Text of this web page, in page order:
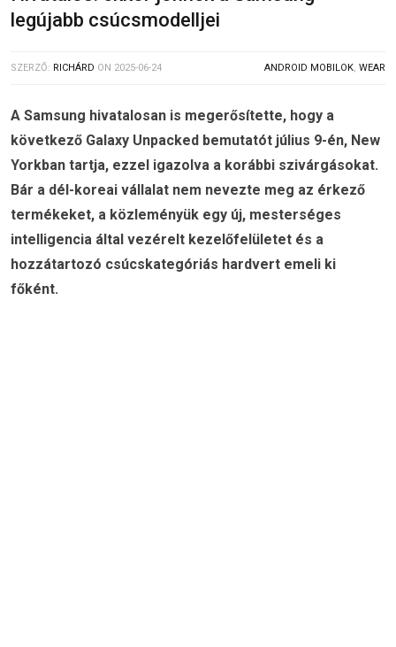
legújabb csúcsmodelljei
SZERZŐ: RICHÁRD ON 2025-06-24 ANDROID MOBILOK, WEAR
A Samsung hivatalosan is megerősítette, hogy a
következő Galaxy Unpacked bemutatót július 9-én, New
Yorkban tartja, ezzel igazolva a korábbi szivárgásokat.
Bár a dél-koreai vállalat nem nevezte meg az érkező
termékeket, a közleményük egy új, mesterséges
intelligencia által vezérelt kezelőfelületet és a
hozzátartozó csúcskategóriás hardvert emeli ki
főként.